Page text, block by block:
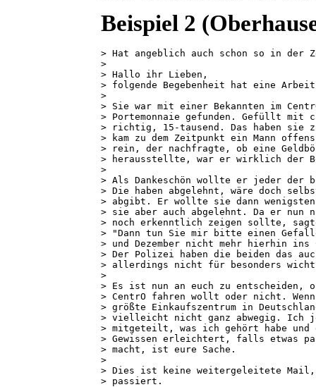
Beispiel 2
> Hat angeblich auch schon so in der
>
> Hallo ihr Lieben,
> folgende Begebenheit hat eine
>
> Sie war mit einer Bekannten im
> Portemonnaie gefunden. Gefüllt
> richtig, 15-tausend. Das haben sie
> kam zu dem Zeitpunkt ein Mann
> rein, der nachfragte, ob eine
> herausstellte, war er wirklich der
>
> Als Dankeschön wollte er jeder der
> Die haben abgelehnt, wäre doch
> abgibt. Er wollte sie dann
> sie aber auch abgelehnt. Da er
> noch erkenntlich zeigen sollte,
> "Dann tun Sie mir bitte einen
> und Dezember nicht mehr hierhin
> Der Polizei haben die beiden das
> allerdings nicht für besonders
>
> Es ist nun an euch zu
> CentrO fahren wollt oder nicht.
> größte Einkaufszentrum in
> vielleicht nicht ganz abwegig. Ich
> mitgeteilt, was ich gehört habe und
> Gewissen erleichtert, falls etwas
> macht, ist eure Sache.
>
> Dies ist keine weitergeleitete
> passiert.